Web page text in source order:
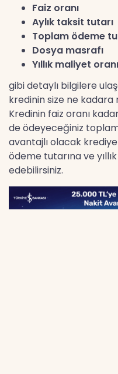
Faiz oranı
Aylık taksit tutarı
Toplam ödeme
Dosya masrafı
Yıllık maliyet oranı
gibi detaylı bilgilere
kredinin size ne kadara
Kredinin faiz oranı
de ödeyeceğiniz
avantajlı olacak
ödeme tutarına ve
edebilirsiniz.